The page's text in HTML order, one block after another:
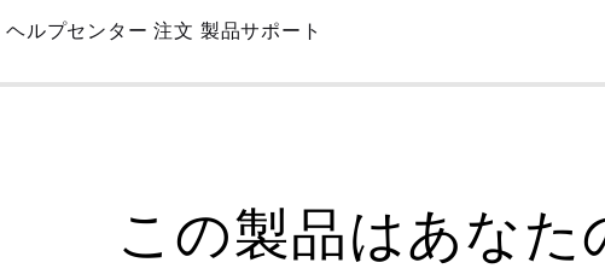
Skip
Main
ヘルプセンター 注文 製品サポート
この製品はあな